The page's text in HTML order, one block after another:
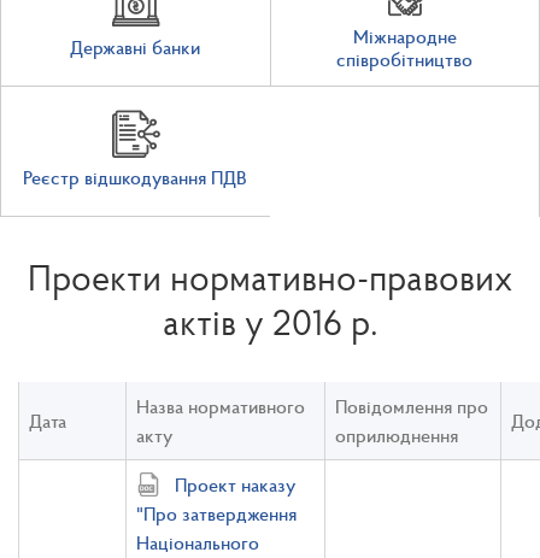
Державні банки
Міжнародне
співробітництво
Реєстр відшкодування ПДВ
Проекти нормативно-правових
актів у 2016 р.
Дата
Назва нормативного
акту
Повідомлення про
оприлюднення
Проект наказу
"Про затвердження
Національного